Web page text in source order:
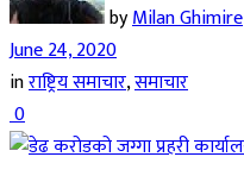
byMilan Ghimire
June 24, 2020
inराष्ट्रिय समाचार,समाचार
0